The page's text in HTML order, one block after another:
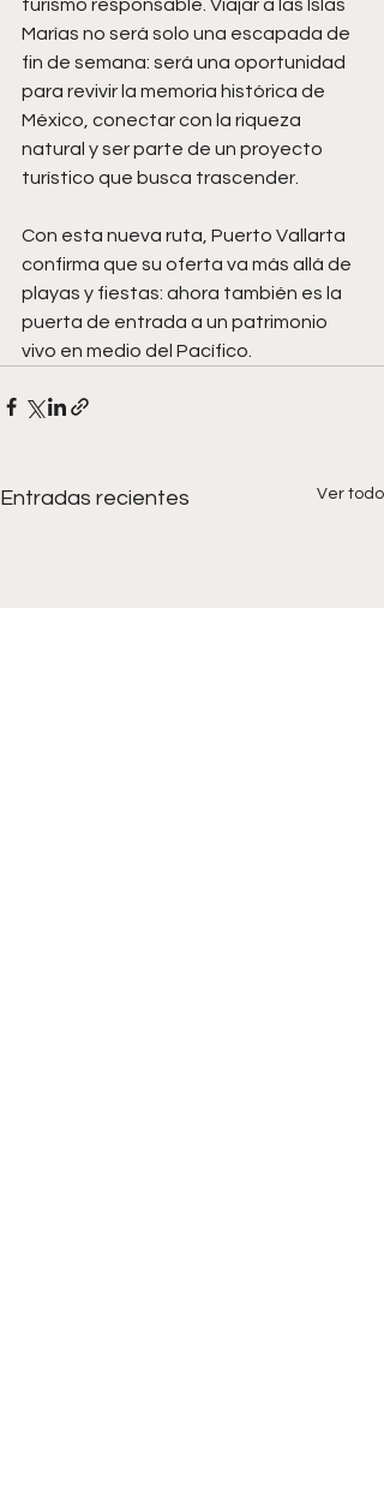
turismo responsable. Viajar a las Islas
Marías no será solo una escapada de
fin de semana: será una oportunidad
para revivir la memoria histórica de
México, conectar con la riqueza
natural y ser parte de un proyecto
turístico que busca trascender.
Con esta nueva ruta, Puerto Vallarta
confirma que su oferta va más allá de
playas y fiestas: ahora también es la
puerta de entrada a un patrimonio
vivo en medio del Pacífico.
Entradas recientes Ver todo